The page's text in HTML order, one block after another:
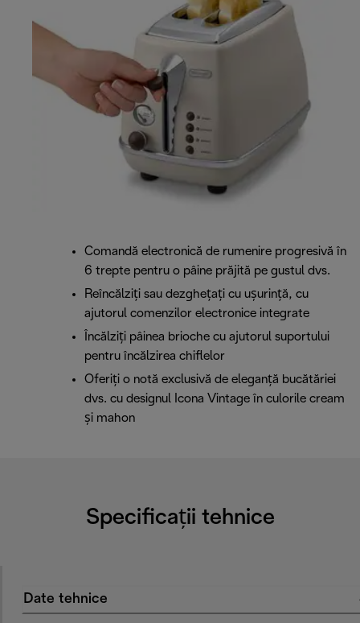
Comandă electronică de rumenire progresivă în
6 trepte pentru o pâine prăjită pe gustul dvs.
Reîncălziți sau dezghețați cu ușurință, cu
ajutorul comenzilor electronice integrate
Încălziți pâinea brioche cu ajutorul suportului
pentru încălzirea chiflelor
Oferiți o notă exclusivă de eleganță bucătăriei
dvs. cu designul Icona Vintage în culorile cream
și mahon
Specificații tehnice
Date tehnice